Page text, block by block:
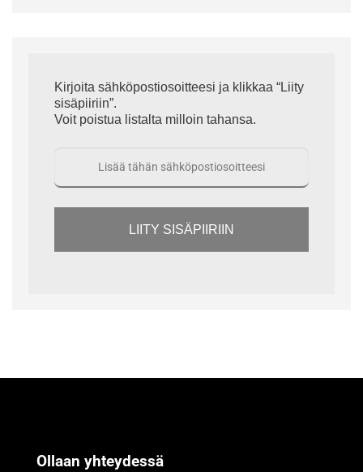
Kirjoita sähköpostiosoitteesi ja klikkaa “Liity
sisäpiiriin”.
Voit poistua listalta milloin tahansa.
LIITY SISÄPIIRIIN
Ollaan yhteydessä